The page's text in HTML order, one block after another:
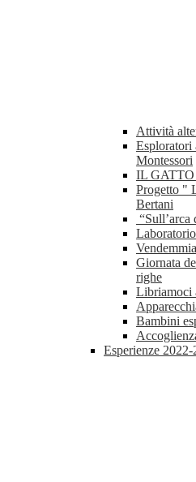
Attività
Esploratori
Montessori
IL
Progetto "
Bertani
Giornata
righe
Libriamoci
Bambini
Esperienze